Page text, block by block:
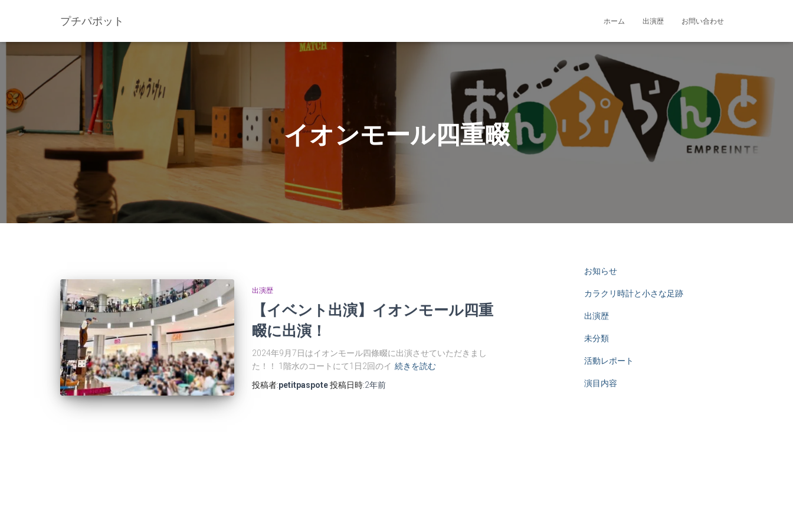
プチパポット ホーム 出演歴 お問い合わせ
イオンモール四重畷
出演歴
【イベント出演】イオンモール四重
畷に出演！
2024年9月7日はイオンモール四條畷に出演させていただきまし
た！！ 1階水のコートにて1日2回のイ 続きを読む
投稿者:petitpaspote投稿日時:2年前
お知らせ
カラクリ時計と小さな足跡
出演歴
未分類
活動レポート
演目内容